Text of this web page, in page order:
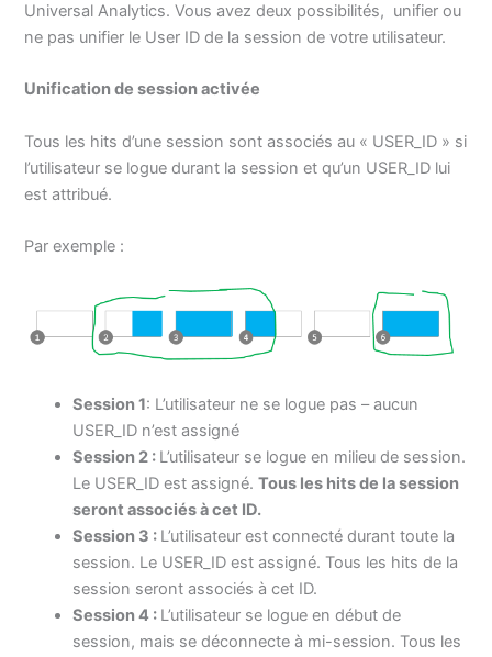
Universal Analytics. Vous avez deux possibilités, unifier ou
ne pas unifier le User ID de la session de votre utilisateur.
Unification de session activée
Tous les hits d’une session sont associés au « USER_ID » si
l’utilisateur se logue durant la session et qu’un USER_ID lui
est attribué.
Par exemple :
Session 1: L’utilisateur ne se logue pas – aucun
USER_ID n’est assigné
Session 2 : L’utilisateur se logue en milieu de session.
Le USER_ID est assigné.Tous les hits de la session
seront associés à cet ID.
Session 3 : L’utilisateur est connecté durant toute la
session. Le USER_ID est assigné. Tous les hits de la
session seront associés à cet ID.
Session 4 : L’utilisateur se logue en début de
session, mais se déconnecte à mi-session. Tous les